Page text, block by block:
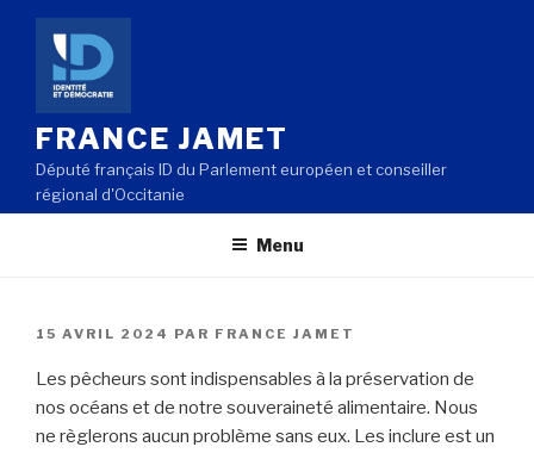
Aller
contenu
principal
FRANCE JAMET
Député français ID du Parlement européen et conseiller
régional d'Occitanie
Menu
PUBLIÉ
15 AVRIL 2024 PAR FRANCE JAMET
Les pêcheurs sont indispensables à la préservation de
nos océans et de notre souveraineté alimentaire. Nous
ne règlerons aucun problème sans eux. Les inclure est un